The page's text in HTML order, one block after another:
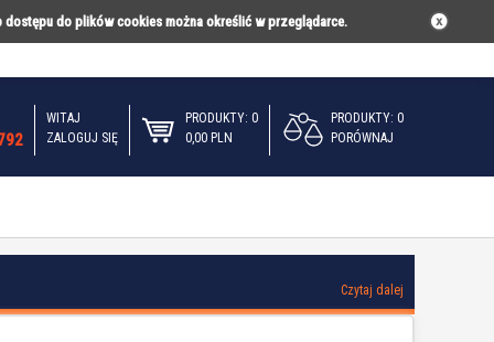
dostępu do plików cookies można określić w przeglądarce.
WITAJ
ZALOGUJ SIĘ
PRODUKTY: 0
0,00 PLN
PRODUKTY: 0
PORÓWNAJ
PORADNIKI KONTAKT
Czytaj dalej